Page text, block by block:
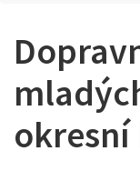
okresní